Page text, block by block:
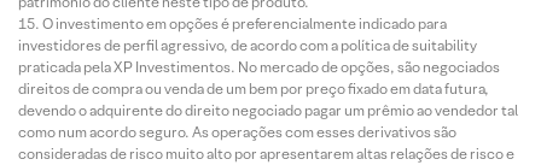
O investimento em opções é preferencialmente indicado para
investidores de perfil agressivo, de acordo com a política de suitability
praticada pela XP Investimentos. No mercado de opções, são negociados
direitos de compra ou venda de um bem por preço fixado em data futura,
devendo o adquirente do direito negociado pagar um prêmio ao vendedor tal
como num acordo seguro. As operações com esses derivativos são
consideradas de risco muito alto por apresentarem altas relações de risco e